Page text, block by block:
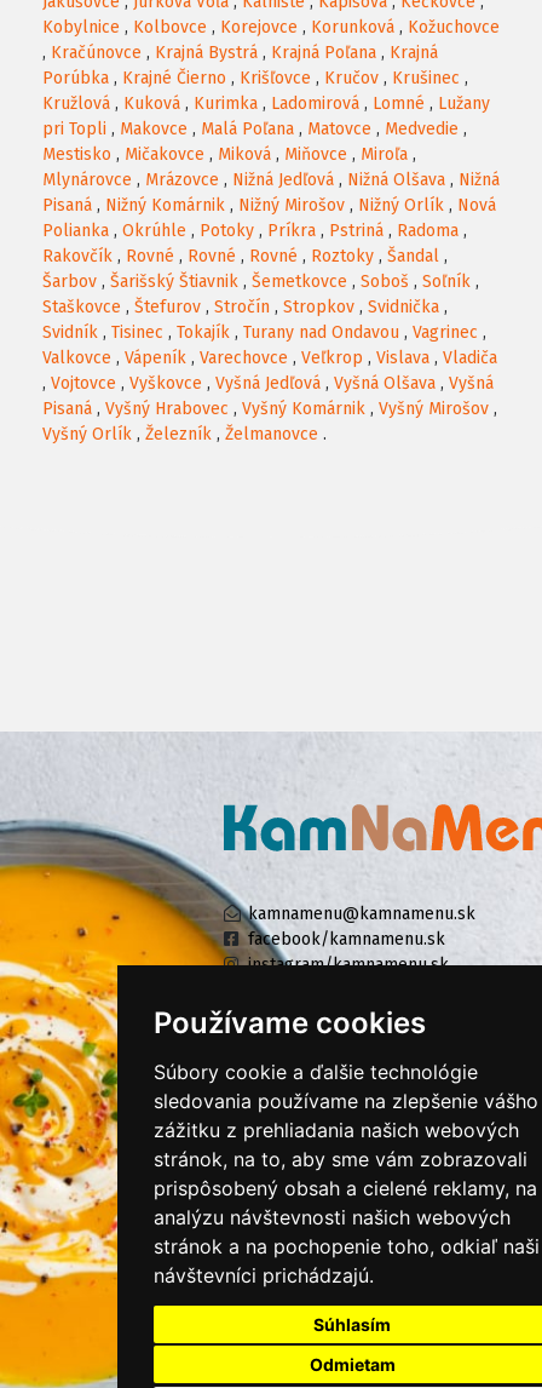
Používame cookies
Súbory cookie a ďalšie technológie
sledovania používame na zlepšenie vášho
zážitku z prehliadania našich webových
stránok, na to, aby sme vám zobrazovali
prispôsobený obsah a cielené reklamy, na
analýzu návštevnosti našich webových
stránok a na pochopenie toho, odkiaľ naši
návštevníci prichádzajú.
Súhlasím
Odmietam
Kobylnice , Kolbovce , Korejovce , Korunková , Kožuchovce
, Kračúnovce , Krajná Bystrá , Krajná Poľana , Krajná
Porúbka , Krajné Čierno , Krišľovce , Kručov , Krušinec ,
Kružlová , Kuková , Kurimka , Ladomirová , Lomné , Lužany
pri Topli , Makovce , Malá Poľana , Matovce , Medvedie ,
Mestisko , Mičakovce , Miková , Miňovce , Miroľa ,
Mlynárovce , Mrázovce , Nižná Jedľová , Nižná Olšava , Nižná
Pisaná , Nižný Komárnik , Nižný Mirošov , Nižný Orlík , Nová
Polianka , Okrúhle , Potoky , Príkra , Pstriná , Radoma ,
Rakovčík , Rovné , Rovné , Rovné , Roztoky , Šandal ,
Šarbov , Šarišský Štiavnik , Šemetkovce , Soboš , Soľník ,
Staškovce , Štefurov , Stročín , Stropkov , Svidnička ,
Svidník , Tisinec , Tokajík , Turany nad Ondavou , Vagrinec ,
Valkovce , Vápeník , Varechovce , Veľkrop , Vislava , Vladiča
, Vojtovce , Vyškovce , Vyšná Jedľová , Vyšná Olšava , Vyšná
Pisaná , Vyšný Hrabovec , Vyšný Komárnik , Vyšný Mirošov ,
Vyšný Orlík , Železník , Želmanovce .
kamnamenu@kamnamenu.sk
facebook/kamnamenu.sk
instagram/kamnamenu.sk
PRIHLÁSIŤ SA DO ZÁKAZNÍCKEJ ZÓNY
Všeobecné obchodné podmienky
Ochrana osobných údajov
Cookies
Moje KamNaMenu
Pridať reštauráciu